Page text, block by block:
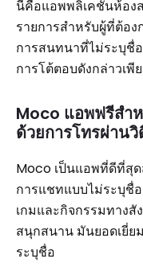
นี่คือแอพพลิเคชั่นห้อ
รายการสำหรับผู้ที่ต้อ
การสนทนาที่ไม่ระบุชื่
การโต้ตอบดังกล่าวเพี
Moco แอพฟรีสำ
ด้วยการโทรผ่านวิ
Moco เป็นแอพที่ดีที่สุ
การแชทแบบไม่ระบุชื่
เกมและกิจกรรมทาง
สนุกสนาน มันยอดเยี่ย
ระบุชื่อ